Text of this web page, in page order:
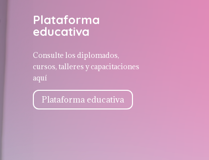
Plataforma
educativa
Consulte los diplomados,
cursos, talleres y capacitaciones
aquí
Plataforma educativa